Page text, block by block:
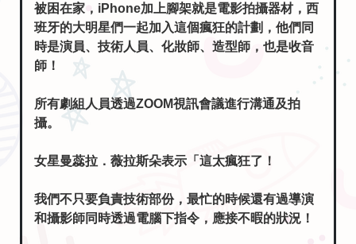
被困在家，iPhone加上腳架就是電影拍攝器材，西
班牙的大明星們一起加入這個瘋狂的計劃，他們同
時是演員、技術人員、化妝師、造型師，也是收音
師！
所有劇組人員透過ZOOM視訊會議進行溝通及拍
攝。
女星曼蕊拉．薇拉斯朵表示「這太瘋狂了！
我們不只要負責技術部份，最忙的時候還有過導演
和攝影師同時透過電腦下指令，應接不暇的狀況！